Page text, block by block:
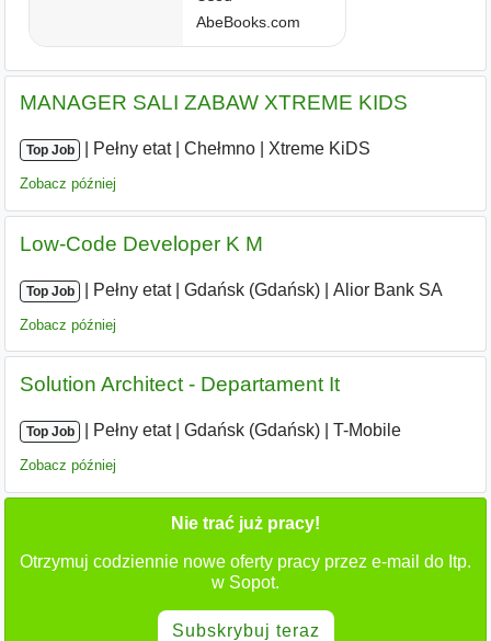
MANAGER SALI ZABAW XTREME KIDS
Top Job Pełny etat| Chełmno Xtreme KiDS
Zobacz później
Low-Code Developer K M
Top Job Pełny etat| Gdańsk (Gdańsk) Alior Bank SA
Zobacz później
Solution Architect - Departament It
Top Job Pełny etat| Gdańsk (Gdańsk) T-Mobile
Zobacz później
Nie trać już pracy!
Otrzymuj codziennie nowe oferty pracy przez e-mail do Itp.
w Sopot.
Subskrybuj teraz